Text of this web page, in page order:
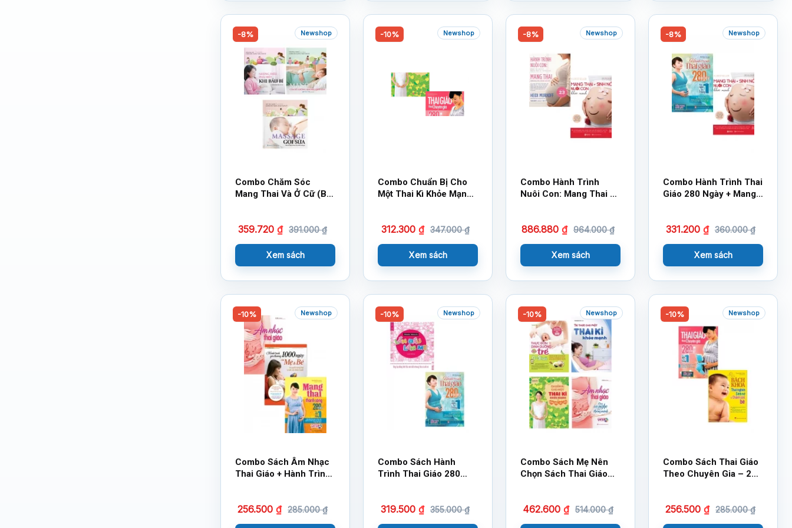
-8% Newshop
Combo Chăm Sóc
Mang Thai Và Ở Cữ (Bộ
359.720₫ 391.000₫
Xem sách
-10% Newshop
Combo Chuẩn Bị Cho
Một Thai Kì Khỏe Mạnh
Gia – 280 Ngày – Mỗi
312.300 ₫ 347.000₫
Xem sách
-8% Newshop
Combo Hành Trình
Nuôi Con: Mang Thai –
886.880 ₫ 964.000₫
Xem sách
-8% Newshop
Combo Hành Trình Thai
Giáo 280 Ngày + Mang
Cuốn)
331.200 ₫ 360.000₫
Xem sách
-10% Newshop
Combo Sách Âm Nhạc
Thai Giáo + Hành Trình
Công
256.500₫ 285.000₫
-10% Newshop
Combo Sách Hành
Trình Thai Giáo 280
319.500₫ 355.000₫
-10% Newshop
Combo Sách Mẹ Nên
Chọn Sách Thai Giáo
462.600 ₫ 514.000₫
-10% Newshop
Combo Sách Thai Giáo
Theo Chuyên Gia – 280
Chăm Sóc Bé
256.500₫ 285.000₫